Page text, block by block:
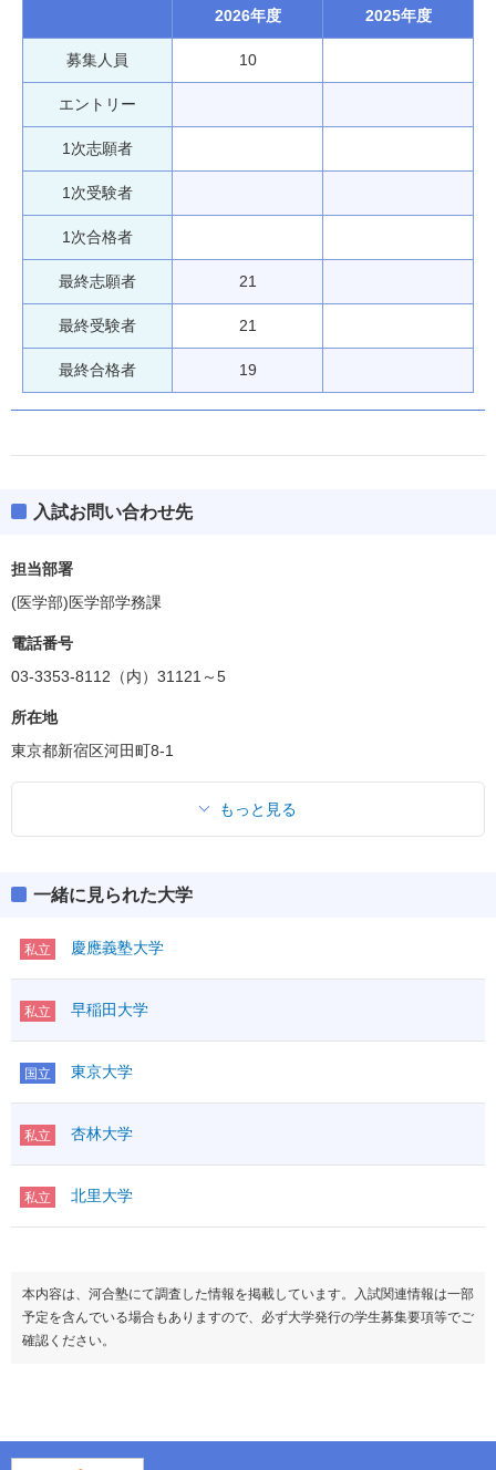
2026年度 2025年度
募集人員 10
エントリー
1次志願者
1次受験者
1次合格者
最終志願者 21
最終受験者 21
最終合格者 19
入試お問い合わせ先
担当部署
(医学部)医学部学務課
電話番号
03-3353-8112（内）31121～5
所在地
東京都新宿区河田町8-1
もっと見る
一緒に見られた大学
私立 慶應義塾大学
私立 早稲田大学
国立 東京大学
私立 杏林大学
私立 北里大学
本内容は、河合塾にて調査した情報を掲載しています。入試関連情報は一部
予定を含んでいる場合もありますので、必ず大学発行の学生募集要項等でご
確認ください。